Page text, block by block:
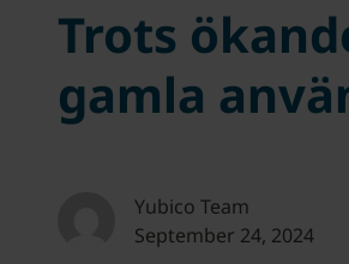
Trots
gamla
Yubico Team
September 24, 2024